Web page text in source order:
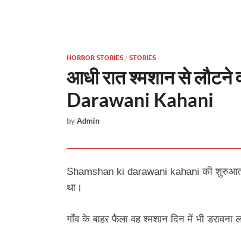
HORROR STORIES / STORIES
आधी रात श्मशान से
Darawani Kahani
byAdmin
Shamshan ki darawani kahani की
था।
गाँव के बाहर फैला वह श्मशान दिन में भी